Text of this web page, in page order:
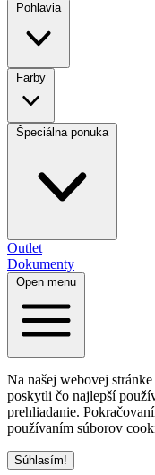
Pohlavia
Farby
Špeciálna ponuka
Outlet
Dokumenty
Open menu
Na našej webovej
poskytli čo najlepší
prehliadanie.
používaním súborov
Súhlasím!